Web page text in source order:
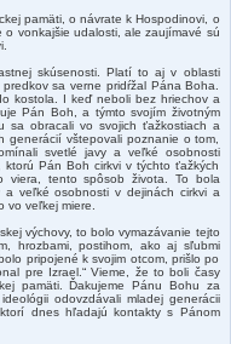
pamäti, o návrate k Hospodinovi, o
vonkajšie udalosti, ale zaujímavé sú
skúsenosti. Platí to aj v oblasti
sa verne pridŕžal Pána Boha.
kostola. I keď neboli bez hriechov a
Pán Boh, a týmto svojím životným
sa obracali vo svojich ťažkostiach a
vštepovali poznanie o tom,
svetlé javy a veľké osobnosti
Pán Boh cirkvi v týchto ťažkých
viera, tento spôsob života. To bola
a veľké osobnosti v dejinách cirkvi a
veľkej miere.
výchovy, to bolo vymazávanie tejto
hrozbami, postihom, ako aj sľubmi
pripojené k svojim otcom, prišlo po
pre Izrael.“ Vieme, že to boli časy
pamäti. Ďakujeme Pánu Bohu za
odovzdávali mladej generácii
dnes hľadajú kontakty s Pánom